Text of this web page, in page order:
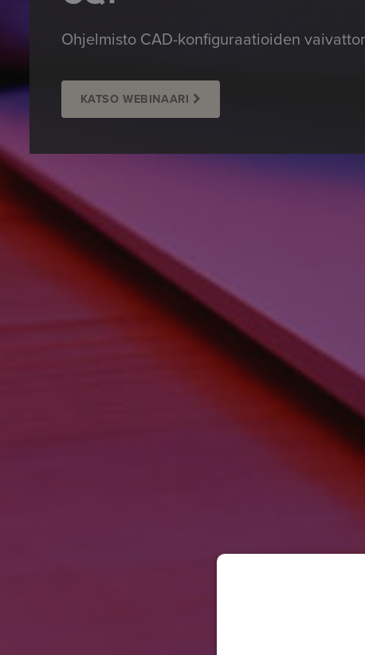
Ohjelmisto CAD-konfiguraatioiden
KATSO WEBINAARI